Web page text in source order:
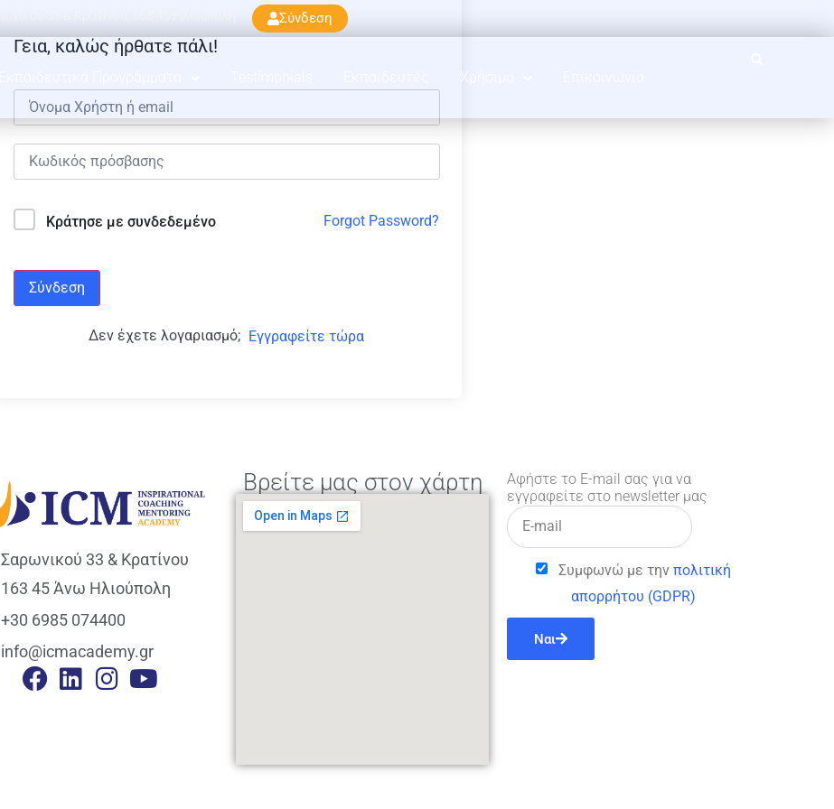
Σύνδεση
Χρήσιμα
Γεια, καλώς ήρθατε πάλι!
Κράτησε με συνδεδεμένο Forgot Password?
Σύνδεση
Δεν έχετε λογαριασμό; Εγγραφείτε τώρα
Σαρωνικού 33 & Κρατίνου
163 45 Άνω Ηλιούπολη
+30 6985 074400
info@icmacademy.gr
Βρείτε μας στον χάρτη
Αφήστε το E-mail σας για να
εγγραφείτε στο newsletter μας
Συμφωνώ με την πολιτική
απορρήτου (GDPR)
Ναι